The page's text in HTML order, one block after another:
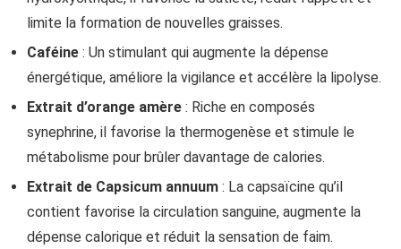
limite la formation de nouvelles graisses.
Caféine : Un stimulant qui augmente la dépense
énergétique, améliore la vigilance et accélère la lipolyse.
Extrait d’orange amère : Riche en composés
synephrine, il favorise la thermogenèse et stimule le
métabolisme pour brûler davantage de calories.
Extrait de Capsicum annuum : La capsaïcine qu’il
contient favorise la circulation sanguine, augmente la
dépense calorique et réduit la sensation de faim.